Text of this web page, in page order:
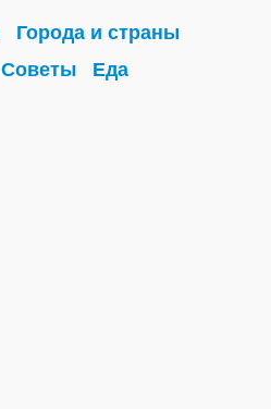
Города и страны
Советы Еда